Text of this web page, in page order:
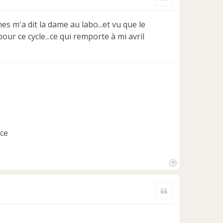
m'a dit la dame au labo...et vu que le
ce cycle...ce qui remporte à mi avril